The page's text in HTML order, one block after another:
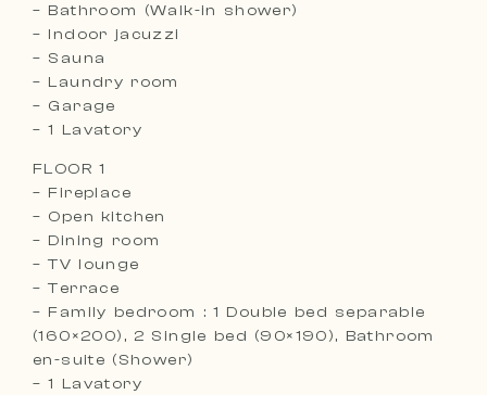
– Bathroom (Walk-in shower)
– Indoor jacuzzi
– Sauna
– Laundry room
– Garage
– 1 Lavatory
FLOOR 1
– Fireplace
– Open kitchen
– Dining room
– TV lounge
– Terrace
– Family bedroom : 1 Double bed separable
(160×200), 2 Single bed (90×190), Bathroom
en-suite (Shower)
– 1 Lavatory